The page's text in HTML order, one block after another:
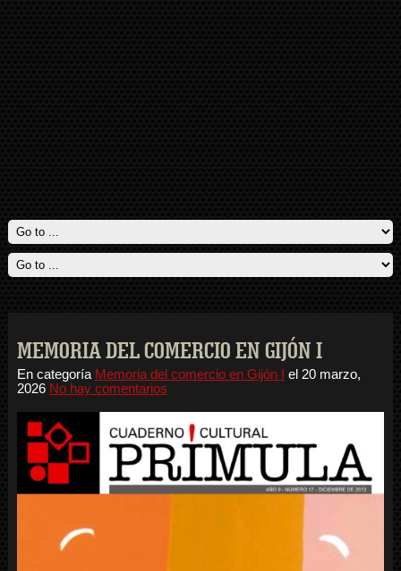
MEMORIA DEL COMERCIO EN GIJÓN I
En categoría Memoria del comercio en Gijón I el 20 marzo,
2026 No hay comentarios